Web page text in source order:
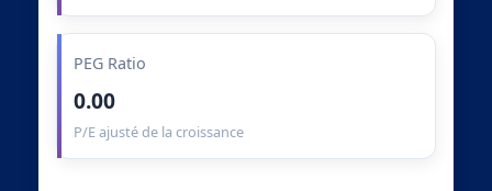
PEG Ratio
0.00
P/E ajusté de la croissance